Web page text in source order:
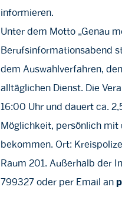
informieren.
Unter dem Motto „Genau
Berufsinformationsabend
dem Auswahlverfahren,
alltäglichen Dienst. Die
16:00 Uhr und dauert ca.
Möglichkeit, persönlich mit
bekommen. Ort:
Raum 201. Außerhalb der
799327 oder per Email an